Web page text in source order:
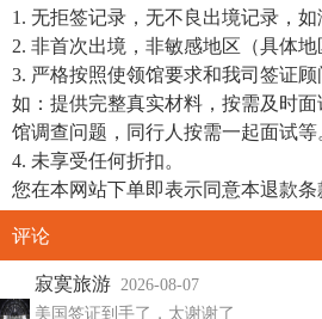
1. 无拒签记录，无不良出境记录，如
2. 非首次出境，非敏感地区（具体地
3. 严格按照使领馆要求和我司签证顾
如：提供完整真实材料，按需及时
馆调查问题，同行人按需一起面试等
4. 未享受任何折扣。
您在本网站下单即表示同意本退款条
评论
寂寞旅游 2026-08-07
美国签证到手了，太谢谢了